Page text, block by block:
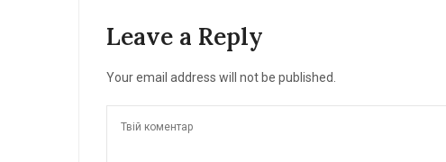
Leave a Reply
Your email address will not be published.